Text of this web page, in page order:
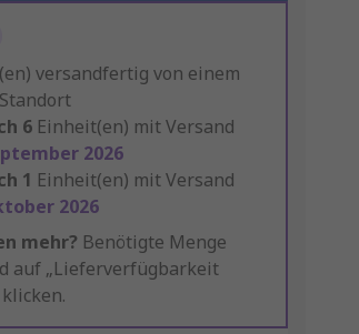
versandfertig von einem
6 Einheit(en) mit Versand
2026
1 Einheit(en) mit Versand
2026
mehr? Benötigte Menge
auf „Lieferverfügbarkeit